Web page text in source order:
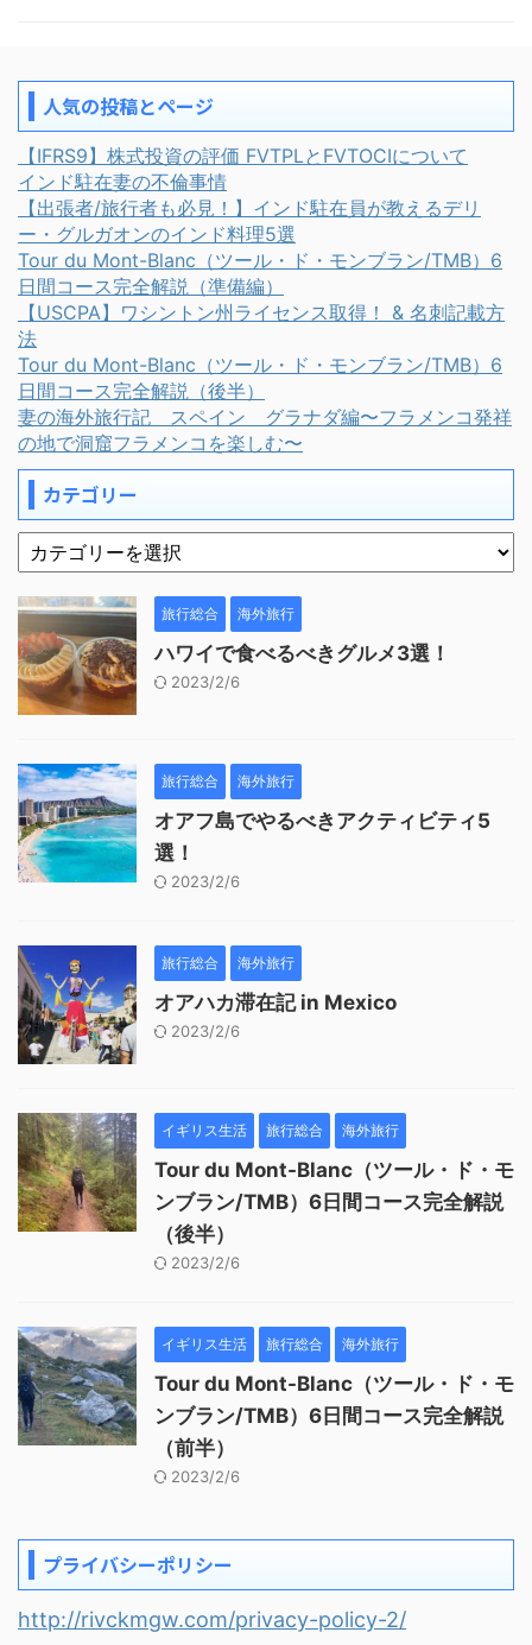
人気の投稿とページ
【IFRS9】株式投資の評価 FVTPLとFVTOCIについて
インド駐在妻の不倫事情
【出張者/旅行者も必見！】インド駐在員が教えるデリ
ー・グルガオンのインド料理5選
Tour du Mont-Blanc（ツール・ド・モンブラン/TMB）6
日間コース完全解説（準備編）
【USCPA】ワシントン州ライセンス取得！ & 名刺記載方
法
Tour du Mont-Blanc（ツール・ド・モンブラン/TMB）6
日間コース完全解説（後半）
妻の海外旅行記 スペイン グラナダ編〜フラメンコ発祥
の地で洞窟フラメンコを楽しむ〜
カテゴリー
旅行総合 海外旅行
ハワイで食べるべきグルメ3選！
2023/2/6
旅行総合 海外旅行
オアフ島でやるべきアクティビティ5
選！
2023/2/6
旅行総合 海外旅行
オアハカ滞在記 in Mexico
2023/2/6
イギリス生活 旅行総合 海外旅行
Tour du Mont-Blanc（ツール・ド・モ
ンブラン/TMB）6日間コース完全解説
（後半）
2023/2/6
イギリス生活 旅行総合 海外旅行
Tour du Mont-Blanc（ツール・ド・モ
ンブラン/TMB）6日間コース完全解説
（前半）
2023/2/6
プライバシーポリシー
http://rivckmgw.com/privacy-policy-2/